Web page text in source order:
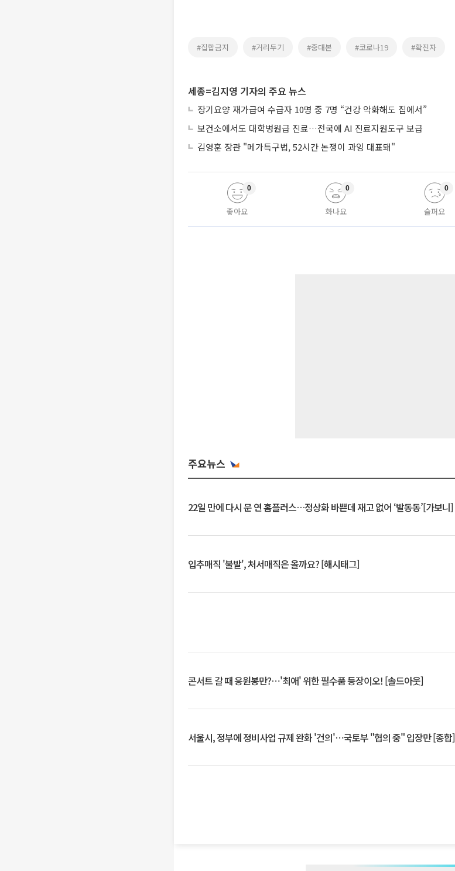
#집합금지 #거리두기 #중대본 #코로나19 #확진자
세종=김지영 기자의 주요 뉴스
장기요양 재가급여 수급자 10명 중 7명 “건강 악화해도 집에서”
보건소에서도 대학병원급 진료…전국에 AI 진료지원도구 보급
김영훈 장관 "메가특구법, 52시간 논쟁이 과잉 대표돼"
좋아요
0
화나요
0
슬퍼요
0
주요뉴스
22일 만에 다시 문 연 홈플러스…정상화 바쁜데 재고 없어 ‘발동동’[가보니]
입추매직 '불발', 처서매직은 올까요? [해시태그]
콘서트 갈 때 응원봉만?⋯'최애' 위한 필수품 등장이오! [솔드아웃]
서울시, 정부에 정비사업 규제 완화 '건의'⋯국토부 "협의 중" 입장만 [종합]